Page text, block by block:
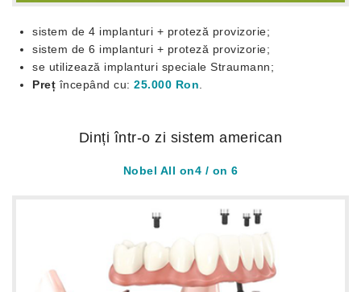
sistem de 4 implanturi + proteză provizorie;
sistem de 6 implanturi + proteză provizorie;
se utilizează implanturi speciale Straumann;
Preț începând cu: 25.000 Ron
Dinți într-o zi sistem american
Nobel All on4 / on 6